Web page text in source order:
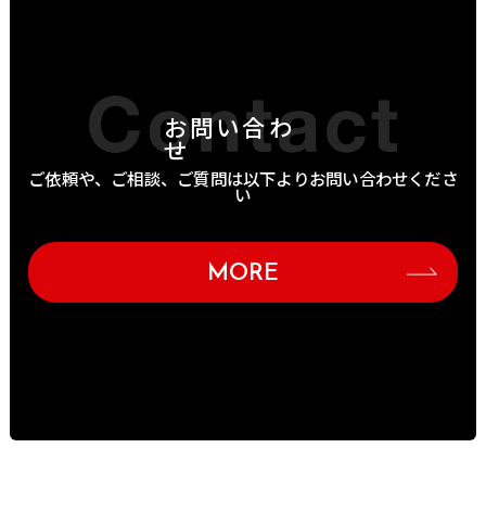
お問い合わ
せ
ご依頼や、ご相談、ご質問は以下よりお問い合わせくださ
い
MORE